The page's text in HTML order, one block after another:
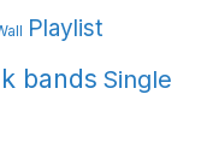
Playlist
bands Single